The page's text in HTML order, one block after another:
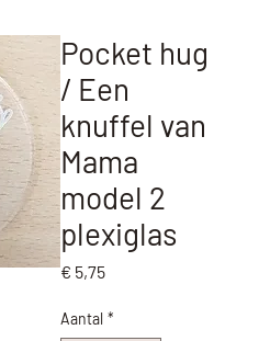
Pocket hug
/ Een
knuffel van
Mama
model 2
plexiglas
€ 5,75Prijs
Aantal *